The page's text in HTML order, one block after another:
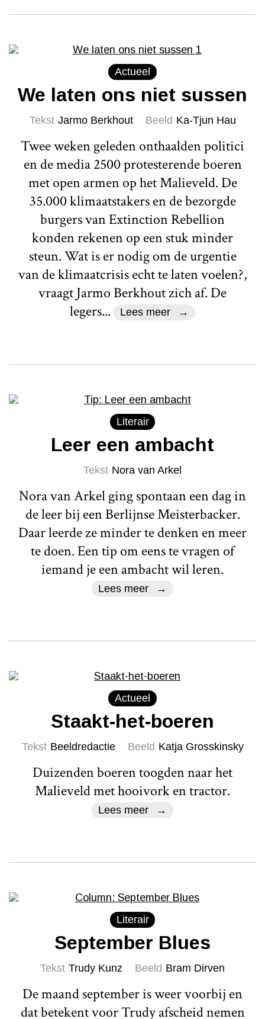
Actueel
We laten ons niet sussen
Tekst Jarmo Berkhout Beeld Ka-Tjun Hau
Twee weken geleden onthaalden politici
en de media 2500 protesterende boeren
met open armen op het Malieveld. De
35.000 klimaatstakers en de bezorgde
burgers van Extinction Rebellion
konden rekenen op een stuk minder
steun. Wat is er nodig om de urgentie
van de klimaatcrisis echt te laten voelen?,
vraagt Jarmo Berkhout zich af. De
legers...
Lees meer
Literair
Leer een ambacht
Tekst Nora van Arkel
Nora van Arkel ging spontaan een dag in
de leer bij een Berlijnse Meisterbacker.
Daar leerde ze minder te denken en meer
te doen. Een tip om eens te vragen of
iemand je een ambacht wil leren.
Lees meer
Actueel
Staakt-het-boeren
Tekst Beeldredactie Beeld Katja Grosskinsky
Duizenden boeren toogden naar het
Malieveld met hooivork en tractor.
Lees meer
Literair
September Blues
Tekst Trudy Kunz Beeld Bram Dirven
De maand september is weer voorbij en
dat betekent voor Trudy afscheid nemen